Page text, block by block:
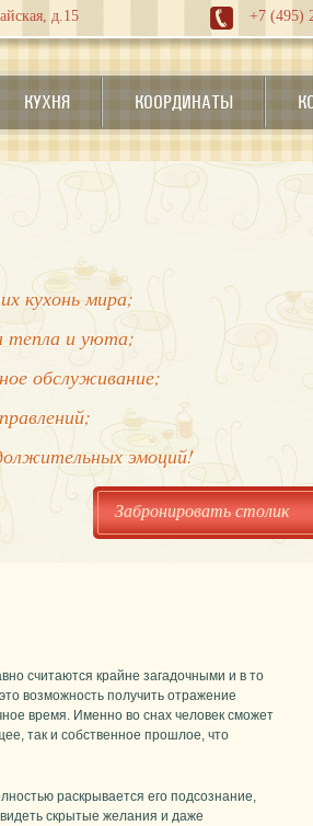
д.15 +7 (495)
КУХНЯ КООРДИНАТЫ
кухонь мира;
тепла и уюта;
обслуживание;
эмоций!
Забронировать столик
считаются крайне загадочными и в то
возможность получить отражение
время. Именно во снах человек сможет
так и собственное прошлое, что
раскрывается его подсознание,
скрытые желания и даже